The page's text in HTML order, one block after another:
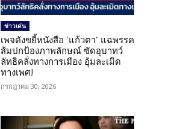
ข่าวเด่น
เพจดังขยี้หนังสือ ‘แก้วตา’ แฉพรรค
ส้มปกป้องภาพลักษณ์ ซัดอุบาทว์
ลัทธิคลั่งทางการเมือง อุ้มละเมิด
ทางเพศ!
กรกฎาคม 30, 2026